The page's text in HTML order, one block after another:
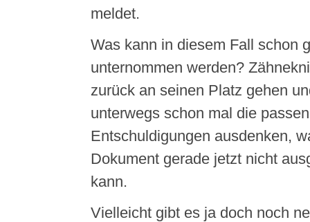
meldet.
Was kann in diesem Fall schon
unternommen werden?
zurück an seinen Platz gehen
unterwegs schon mal die
Entschuldigungen ausdenken,
Dokument gerade jetzt nicht
kann.
Vielleicht gibt es ja doch noch